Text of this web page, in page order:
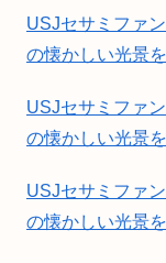
USJセサミファ
の懐かしい光景
USJセサミファ
の懐かしい光景
USJセサミファ
の懐かしい光景